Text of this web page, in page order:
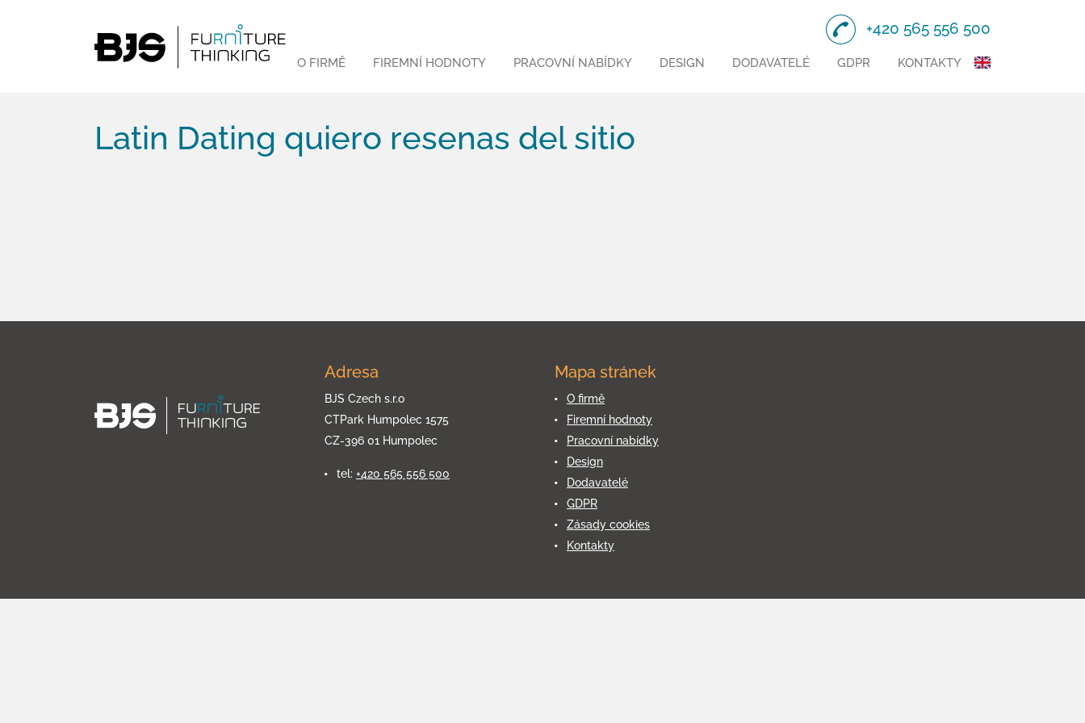
+420 565 556 500
O FIRMĚ FIREMNÍ HODNOTY PRACOVNÍ NABÍDKY DESIGN DODAVATELÉ GDPR KONTAKTY
Latin Dating quiero resenas del sitio
Adresa
BJS Czech s.r.o
CTPark Humpolec 1575
CZ-396 01 Humpolec
tel: +420 565 556 500
Mapa stránek
O firmě
Firemní hodnoty
Pracovní nabídky
Design
Dodavatelé
GDPR
Zásady cookies
Kontakty